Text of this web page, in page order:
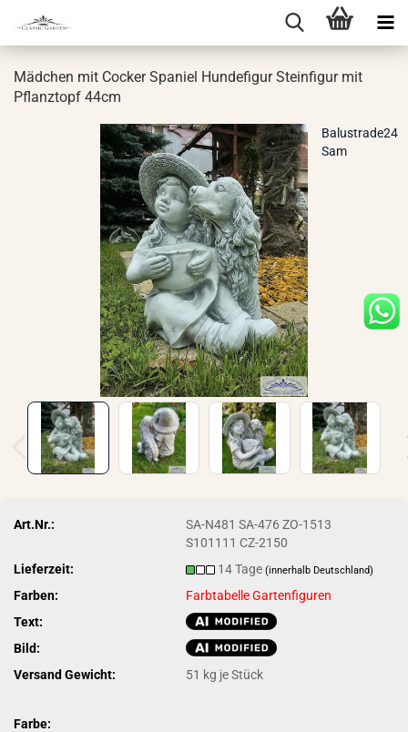
Mäd­chen mit Co­cker Spa­ni­el Hun­de­fi­gur Stein­fi­gur mit
Pflanz­topf 44cm
Balustrade24
Sam
Art.Nr.:
SA-N481 SA-476 ZO-1513
S101111 CZ-2150
Lieferzeit:
14 Tage(innerhalb Deutschland)
Farben:
Farbtabelle Gartenfiguren
Text:
Bild:
Versand Gewicht:
51 kg je Stück
Farbe: